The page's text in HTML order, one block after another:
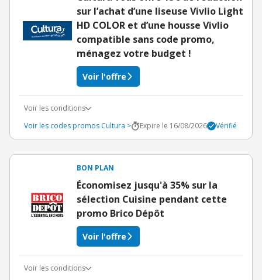
sur l’achat d’une liseuse Vivlio Light
HD COLOR et d’une housse Vivlio
compatible sans code promo,
ménagez votre budget !
Voir l'offre
Voir les conditions
Voir les codes promos Cultura >
Expire le 16/08/2026 Vérifié
BON PLAN
Économisez jusqu'à 35% sur la
sélection Cuisine pendant cette
promo Brico Dépôt
Voir l'offre
Voir les conditions